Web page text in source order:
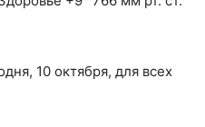
10 октября, для всех